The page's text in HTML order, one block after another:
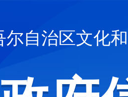
尔自治区文化